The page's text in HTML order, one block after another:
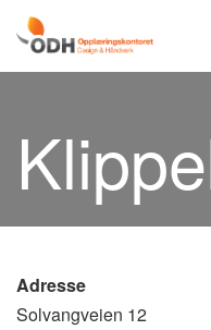
Skip
content
Adresse
Solvangveien 12